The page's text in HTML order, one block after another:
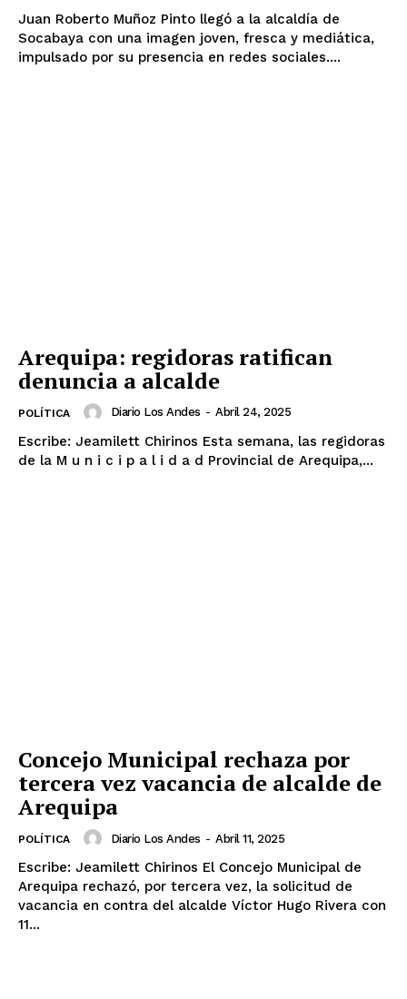
Juan Roberto Muñoz Pinto llegó a la alcaldía de
Socabaya con una imagen joven, fresca y mediática,
impulsado por su presencia en redes sociales....
Arequipa: regidoras ratifican
denuncia a alcalde
POLÍTICA Diario Los Andes - Abril 24, 2025
Escribe: Jeamilett Chirinos Esta semana, las regidoras
de la M u n i c i p a l i d a d Provincial de Arequipa,...
Concejo Municipal rechaza por
tercera vez vacancia de alcalde de
Arequipa
POLÍTICA Diario Los Andes - Abril 11, 2025
Escribe: Jeamilett Chirinos El Concejo Municipal de
Arequipa rechazó, por tercera vez, la solicitud de
vacancia en contra del alcalde Víctor Hugo Rivera con
11...